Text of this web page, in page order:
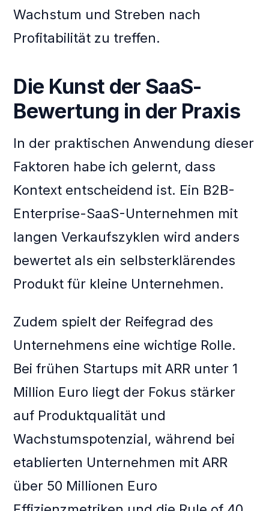
Wachstum und Streben nach
Profitabilität zu treffen.
Die Kunst der SaaS-
Bewertung in der Praxis
In der praktischen Anwendung dieser
Faktoren habe ich gelernt, dass
Kontext entscheidend ist. Ein B2B-
Enterprise-SaaS-Unternehmen mit
langen Verkaufszyklen wird anders
bewertet als ein selbsterklärendes
Produkt für kleine Unternehmen.
Zudem spielt der Reifegrad des
Unternehmens eine wichtige Rolle.
Bei frühen Startups mit ARR unter 1
Million Euro liegt der Fokus stärker
auf Produktqualität und
Wachstumspotenzial, während bei
etablierten Unternehmen mit ARR
über 50 Millionen Euro